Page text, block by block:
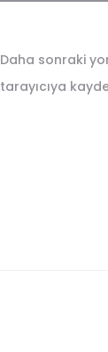
Daha sonraki
tarayıcıya